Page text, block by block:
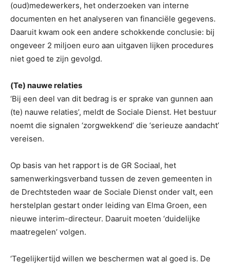
(oud)medewerkers, het onderzoeken van interne
documenten en het analyseren van financiële gegevens.
Daaruit kwam ook een andere schokkende conclusie: bij
ongeveer 2 miljoen euro aan uitgaven lijken procedures
niet goed te zijn gevolgd.
(Te) nauwe relaties
‘Bij een deel van dit bedrag is er sprake van gunnen aan
(te) nauwe relaties’, meldt de Sociale Dienst. Het bestuur
noemt die signalen ‘zorgwekkend’ die ‘serieuze aandacht’
vereisen.
Op basis van het rapport is de GR Sociaal, het
samenwerkingsverband tussen de zeven gemeenten in
de Drechtsteden waar de Sociale Dienst onder valt, een
herstelplan gestart onder leiding van Elma Groen, een
nieuwe interim-directeur. Daaruit moeten ‘duidelijke
maatregelen’ volgen.
‘Tegelijkertijd willen we beschermen wat al goed is. De